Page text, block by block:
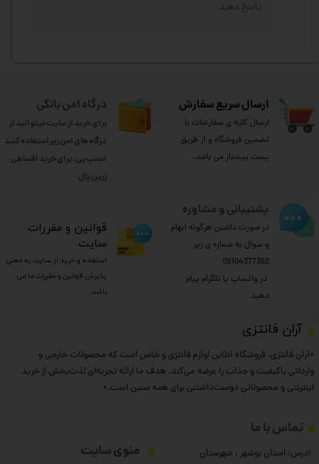
★★
پاسخ دهید
ارسال سریع سفارش
ارسال کلیه ی سفارشات با
تضمین فروشگاه و از طریق
پست پیشتاز می باشد.
​آران فانتزی
«آران فانتزی، فروشگاه آنلاین لوازم فانتزی و خاص است که محصولات خارجی و
وارداتی باکیفیت و جذاب را عرضه می‌کند. هدف ما ارائه تجربه‌ای لذت‌بخش از خرید
اینترنتی و محصولاتی دوست‌داشتنی برای همه سنین است.»
منوی سایت
تماس با ما
آدرس: استان بوشهر ، شهرستان
درگاه امن بانکی
برای خرید از سایت میتوانید از
درگاه های امن زیر استفاده کنید
اسنپ پی: برای خرید اقساطی
​​​​​​​زرین پال
پشتیبانی و مشاوره
در صورت داشتن هرگونه ابهام
و سوال به شماره ی زیر
09104377352
​​​​​​​ در واتساپ یا تلگرام پیام
دهید
​قوانین و مقررات
سایت
استفاده و خرید از سایت به معنی
پذیرش قوانین و مقررات ما می
باشد.